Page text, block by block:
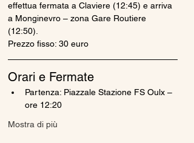
effettua fermata a Claviere (12:45) e arriva
a Monginevro – zona Gare Routiere
(12:50).
Prezzo fisso: 30 euro
Orari e Fermate
Partenza: Piazzale Stazione FS Oulx –
ore 12:20
Mostra di più